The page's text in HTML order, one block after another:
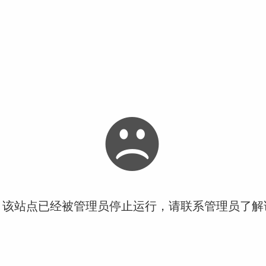
站点已经被管理员停止运行，请联系管理员了